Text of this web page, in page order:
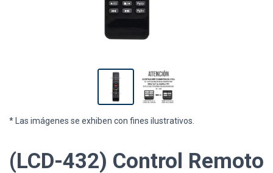
* Las imágenes se exhiben con fines ilustrativos.
(LCD-432) Control Remoto